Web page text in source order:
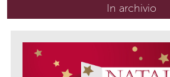
In archivio